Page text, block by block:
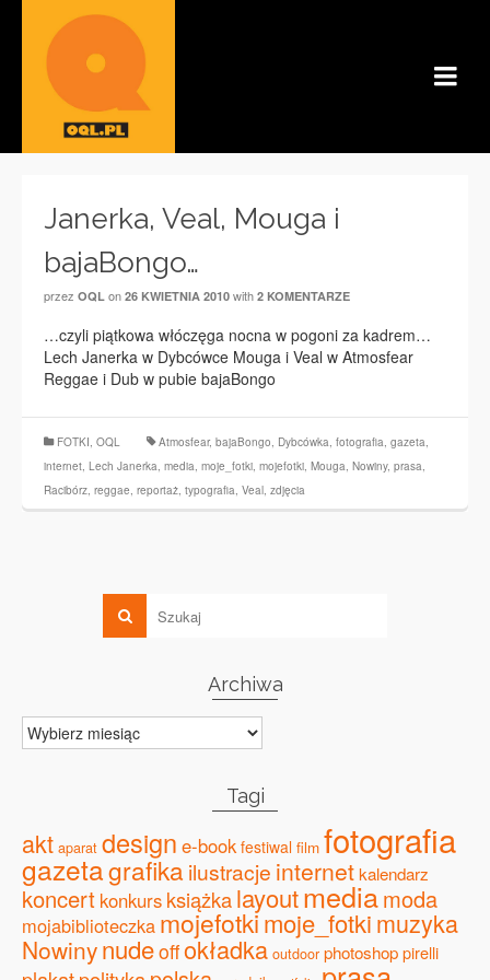
Janerka, Veal, Mouga i
bajaBongo…
przez OQL on 26 KWIETNIA 2010 with 2 KOMENTARZE
…czyli piątkowa włóczęga nocna w pogoni za kadrem…
Lech Janerka w Dybcówce Mouga i Veal w Atmosfear
Reggae i Dub w pubie bajaBongo
FOTKI, OQL Atmosfear, bajaBongo, Dybcówka, fotografia, gazeta,
internet, Lech Janerka, media, moje_fotki, mojefotki, Mouga, Nowiny, prasa,
Racibórz, reggae, reportaż, typografia, Veal, zdjęcia
Archiwa
Archiwa
Tagi
akt aparat design e-book festiwal film fotografia
gazetagrafikailustracje internetkalendarz
koncert konkurs książkalayoutmediamoda
mojabiblioteczka mojefotkimoje_fotkimuzyka
Nowinynudeoffokładka outdoor photoshoppirelli